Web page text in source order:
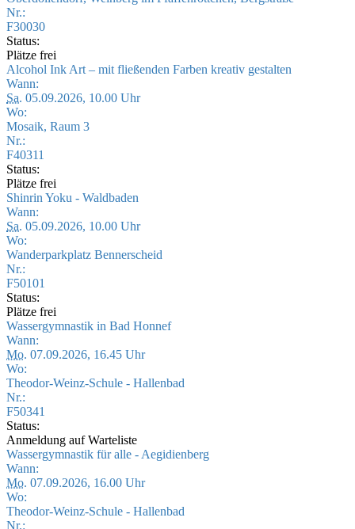
Nr.:
F30030
Status:
Plätze frei
Alcohol Ink Art – mit fließenden Farben kreativ gestalten
Wann:
Sa. 05.09.2026, 10.00 Uhr
Wo:
Mosaik, Raum 3
Nr.:
F40311
Status:
Plätze frei
Shinrin Yoku - Waldbaden
Wann:
Sa. 05.09.2026, 10.00 Uhr
Wo:
Wanderparkplatz Bennerscheid
Nr.:
F50101
Status:
Plätze frei
Wassergymnastik in Bad Honnef
Wann:
Mo. 07.09.2026, 16.45 Uhr
Wo:
Theodor-Weinz-Schule - Hallenbad
Nr.:
F50341
Status:
Anmeldung auf Warteliste
Wassergymnastik für alle - Aegidienberg
Wann:
Mo. 07.09.2026, 16.00 Uhr
Wo:
Theodor-Weinz-Schule - Hallenbad
Nr.: